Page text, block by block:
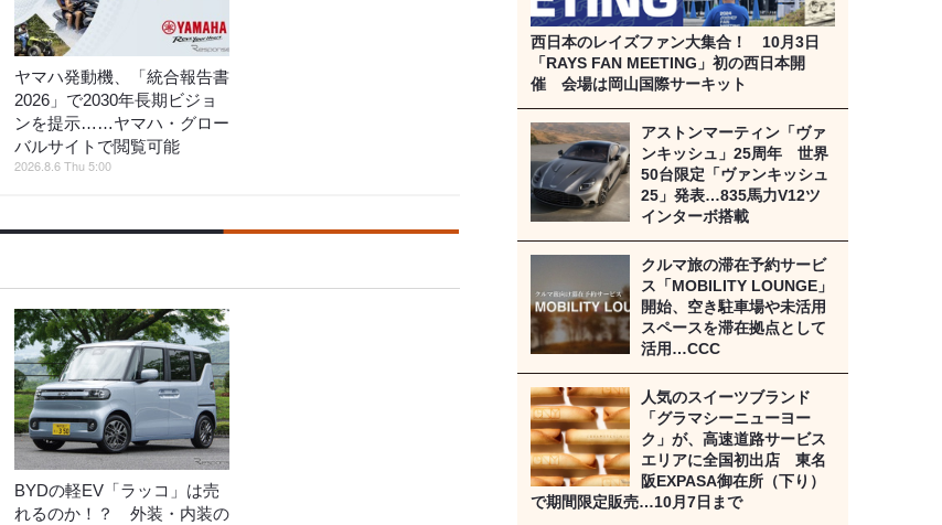
ヤマハ発動機、「統合報告書
2026」で2030年長期ビジョ
ンを提示……ヤマハ・グロー
バルサイトで閲覧可能
2026.8.6 Thu 5:00
BYDの軽EV「ラッコ」は売
れるのか！？ 外装・内装の
西日本のレイズファン大集合！ 10月3日
「RAYS FAN MEETING」初の西日本開
催 会場は岡山国際サーキット
アストンマーティン「ヴァ
ンキッシュ」25周年 世界
50台限定「ヴァンキッシュ
25」発表…835馬力V12ツ
インターボ搭載
クルマ旅の滞在予約サービ
ス「MOBILITY LOUNGE」
開始、空き駐車場や未活用
スペースを滞在拠点として
活用…CCC
人気のスイーツブランド
「グラマシーニューヨー
ク」が、高速道路サービス
エリアに全国初出店 東名
阪EXPASA御在所（下り）
で期間限定販売…10月7日まで